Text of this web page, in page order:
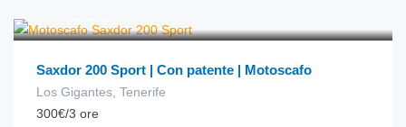
Saxdor 200 Sport | Con patente | Motoscafo
Los Gigantes, Tenerife
300€/3 ore